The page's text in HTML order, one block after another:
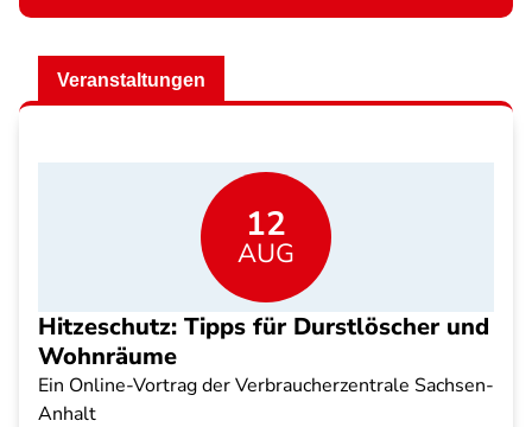
Veranstaltungen
12
AUG
Hitzeschutz: Tipps für Durstlöscher und
Wohnräume
Ein Online-Vortrag der Verbraucherzentrale Sachsen-
Anhalt